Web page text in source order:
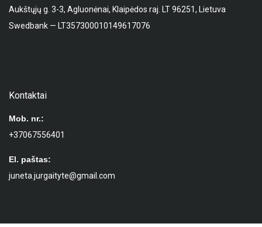
Aukštųjų g. 3-3, Agluonėnai, Klaipėdos raj. LT 96251, Lietuva
Swedbank — LT357300010149617076
Kontaktai
Mob. nr.:
+37067556401
El. paštas:
juneta.jurgaityte@gmail.com